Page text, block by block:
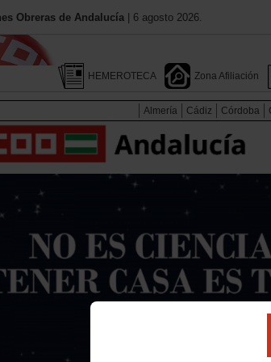
Obreras de Andalucía | 6 agosto 2026.
HEMEROTECA Zona Afiliación
Almería Cádiz Córdoba